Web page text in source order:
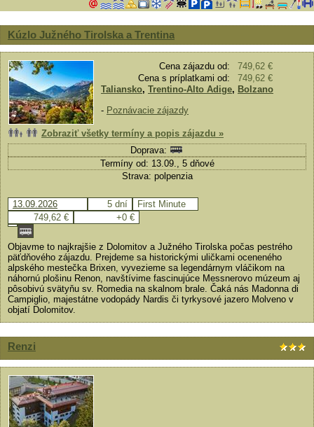
Kúzlo Južného Tirolska a Trentina
Cena zájazdu od:
749,62 €
Cena s príplatkami od:
749,62 €
Taliansko, Trentino-Alto Adige, Bolzano
- Poznávacie zájazdy
Zobraziť všetky termíny a popis zájazdu »
Doprava:
Termíny od: 13.09., 5 dňové
Strava: polpenzia
13.09.2026 5 dní
First Minute
749,62 €
+0 €
Objavme to najkrajšie z Dolomitov a Južného Tirolska počas pestrého
päťdňového zájazdu. Prejdeme sa historickými uličkami oceneného
alpského mestečka Brixen, vyvezieme sa legendárnym vláčikom na
náhornú plošinu Renon, navštívime fascinujúce Messnerovo múzeum aj
pôsobivú svätyňu sv. Romedia na skalnom brale. Čaká nás Madonna di
Campiglio, majestátne vodopády Nardis či tyrkysové jazero Molveno v
objatí Dolomitov.
Renzi